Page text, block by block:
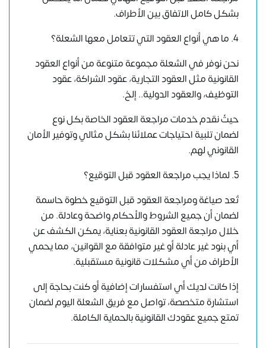
بشكل كامل الاتفاق بين الأطراف.
4. ما هي أنواع العقود التي تتعامل معها الشعلة؟
نحن نوفر في الشعلة مجموعة متنوعة من أنواع العقود
القانونية مثل العقود التجارية، عقود الشراكة، عقود
التوظيف، والعقود الدولية.. إلخ.
حيثُ نقدم خدمات مراجعة العقود الخاصة بكل نوع
لضمان تلبية احتياجات عملائنا بشكل مثالي وتوفير الأمان
القانوني لهم.
5. لماذا يجب مراجعة العقود قبل التوقيع؟
تُعد صياغة ومراجعة العقود قبل التوقيع خطوة حاسمة
لضمان أن جميع الشروط والأحكام واضحة وعادلة. من
خلال مراجعة العقود القانونية بعناية، يمكن الكشف عن
أي بنود غير عادلة أو غير متوافقة مع القوانين، مما يحمي
الأطراف من أي مشكلات قانونية مستقبلية.
إذا كانت لديك أي استفسارات إضافية أو كنت بحاجة إلى
استشارة متخصصة،تواصل مع فريق الشعلة اليوملضمان
تمتع جميع عقودك القانونية بالحماية الكاملة.